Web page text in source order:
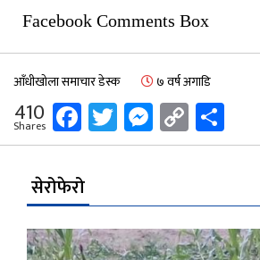
Facebook Comments Box
आँधीखोला समाचार डेस्क ७ वर्ष अगाडि
410
Shares Facebook
Twitter
Messenger
Copy
Link
सेरोफेरो